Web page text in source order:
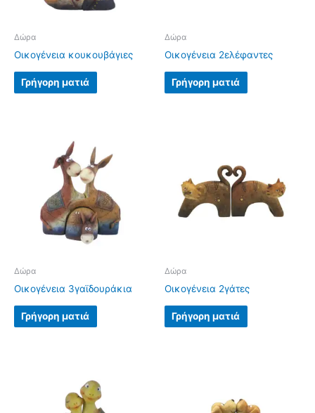
Δώρα
Οικογένεια κουκουβάγιες
Γρήγορη ματιά
Δώρα
Οικογένεια 2ελέφαντες
Γρήγορη ματιά
Δώρα
Οικογένεια 3γαϊδουράκια
Γρήγορη ματιά
Δώρα
Οικογένεια 2γάτες
Γρήγορη ματιά